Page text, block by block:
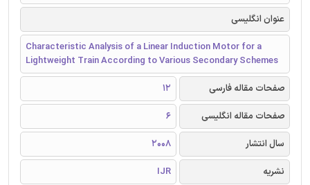
عنوان انگلیسی
Characteristic Analysis of a Linear Induction Motor for a
Lightweight Train According to Various Secondary Schemes
صفحات مقاله فارسی
12
صفحات مقاله انگلیسی
6
سال انتشار
2008
نشریه
IJR